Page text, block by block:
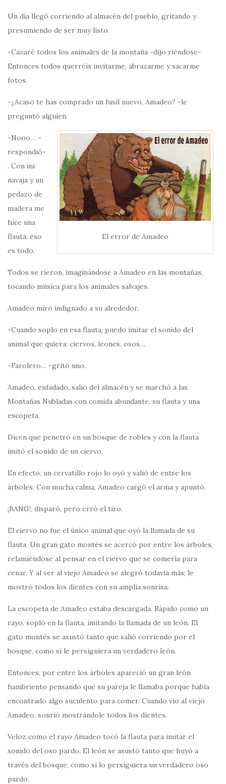
Un día llegó corriendo al almacén del pueblo, gritando y
presumiendo de ser muy listo.
-Cazaré todos los animales de la montaña -dijo riéndose-
Entonces todos querréis invitarme, abrazarme y sacarme
fotos.
-¿Acaso te has comprado un fusil nuevo, Amadeo? -le
preguntó alguien.
El error de Amadeo
-Nooo… -
respondió-
. Con mi
navaja y un
pedazo de
madera me
hice una
flauta; eso
es todo.
Todos se rieron, imaginándose a Amadeo en las montañas,
tocando música para los animales salvajes.
Amadeo miró indignado a su alrededor.
-Cuando soplo en esa flauta, puedo imitar el sonido del
animal que quiera: ciervos, leones, osos…
-Farolero… -gritó uno.
Amadeo, enfadado, salió del almacén y se marchó a las
Montañas Nubladas con comida abundante, su flauta y una
escopeta.
Dicen que penetró en un bosque de robles y con la flauta
imitó el sonido de un ciervo.
En efecto, un cervatillo rojo lo oyó y salió de entre los
árboles. Con mucha calma, Amadeo cargó el arma y apuntó.
¡BANG!, disparó, pero erró el tiro.
El ciervo no fue el único animal que oyó la llamada de su
flauta. Un gran gato montés se acercó por entre los árboles,
relamiéndose al pensar en el ciervo que se comería para
cenar. Y al ver al viejo Amadeo se alegró todavía más; le
mostró todos los dientes con su amplia sonrisa.
La escopeta de Amadeo estaba descargada. Rápido como un
rayo, sopló en la flauta, imitando la llamada de un león. El
gato montés se asustó tanto que salió corriendo por el
bosque, como si le persiguiera un verdadero león.
Entonces, por entre los árboles apareció un gran león
hambriento pensando que su pareja le llamaba porque había
encontrado algo suculento para comer. Cuando vio al viejo
Amadeo, sonrió mostrándole todos los dientes.
Veloz como el rayo Amadeo tocó la flauta para imitar el
sonido del oso pardo. El león se asustó tanto que huyó a
través del bosque, como si lo persiguiera un verdadero oso
pardo.